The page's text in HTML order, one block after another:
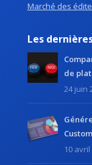
Marché des
Les
de
24 juin
10 avril